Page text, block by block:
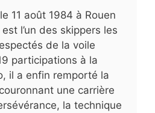
11 août 1984 à Rouen
l’un des skippers les
de la voile
participations à la
il a enfin remporté la
une carrière
la technique